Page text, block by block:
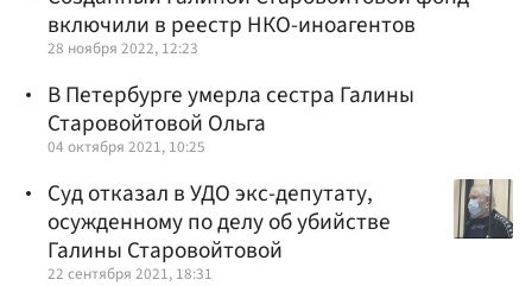
включили в реестр НКО-иноагентов
28 ноября 2022, 12:23
В Петербурге умерла сестра Галины
Старовойтовой Ольга
04 октября 2021, 10:25
Суд отказал в УДО экс-депутату,
осужденному по делу об убийстве
Галины Старовойтовой
22 сентября 2021, 18:31